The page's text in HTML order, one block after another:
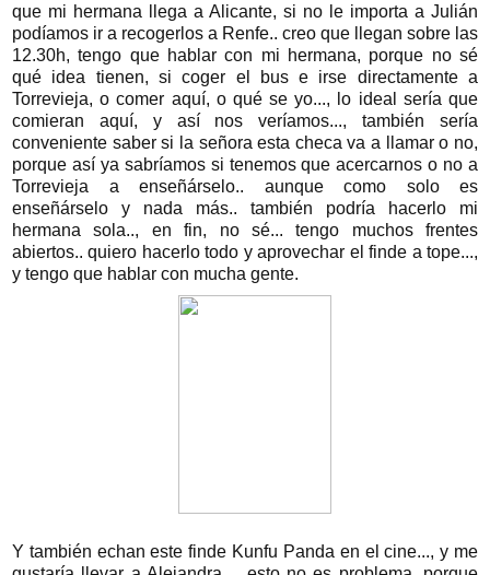
que mi hermana llega a Alicante, si no le importa a Julián
podíamos ir a recogerlos a Renfe.. creo que llegan sobre las
12.30h, tengo que hablar con mi hermana, porque no sé
qué idea tienen, si coger el bus e irse directamente a
Torrevieja, o comer aquí, o qué se yo..., lo ideal sería que
comieran aquí, y así nos veríamos..., también sería
conveniente saber si la señora esta checa va a llamar o no,
porque así ya sabríamos si tenemos que acercarnos o no a
Torrevieja a enseñárselo.. aunque como solo es
enseñárselo y nada más.. también podría hacerlo mi
hermana sola.., en fin, no sé... tengo muchos frentes
abiertos.. quiero hacerlo todo y aprovechar el finde a tope...,
y tengo que hablar con mucha gente.
Y también echan este finde Kunfu Panda en el cine..., y me